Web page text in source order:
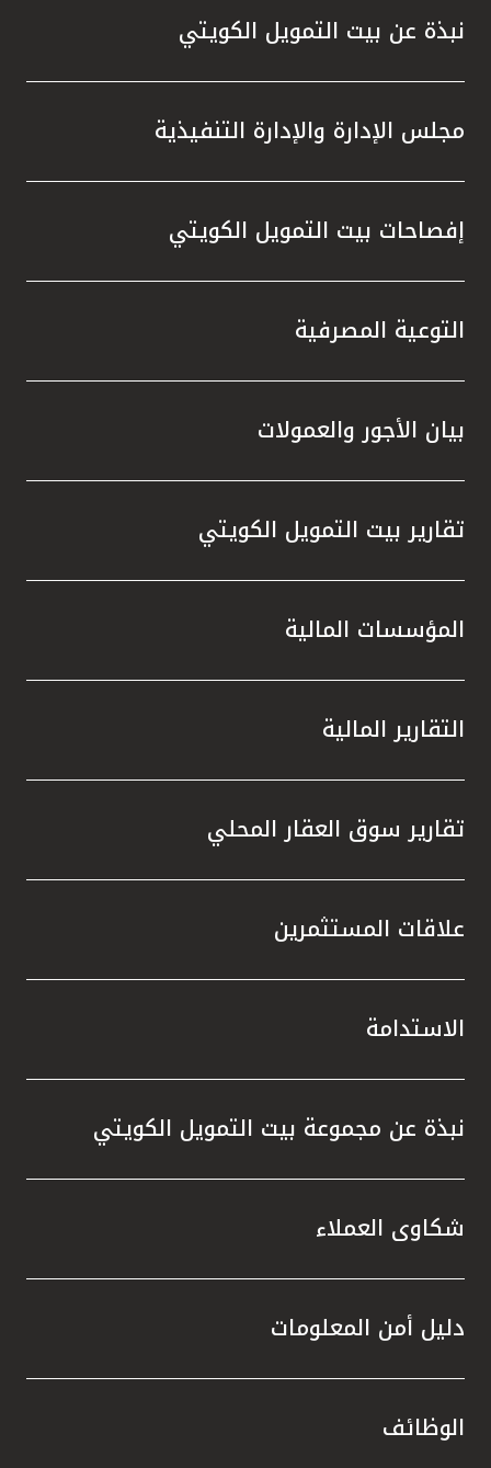
نبذة عن بيت التمويل الكويتي
مجلس الإدارة والإدارة التنفيذية
إفصاحات بيت التمويل الكويتي
التوعية المصرفية
بيان الأجور والعمولات
تقارير بيت التمويل الكويتي
المؤسسات المالية
التقارير المالية
تقارير سوق العقار المحلي
علاقات المستثمرين
الاستدامة
نبذة عن مجموعة بيت التمويل الكويتي
شكاوى العملاء
دليل أمن المعلومات
الوظائف